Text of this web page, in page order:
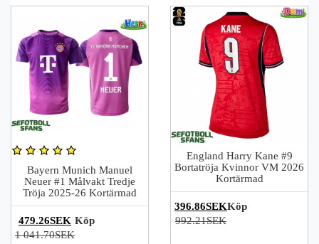
Bayern Munich Manuel
Neuer #1 Målvakt Tredje
Tröja 2025-26 Kortärmad
479.26SEK
1 041.70SEK
Köp
England Harry Kane #9
Bortatröja Kvinnor VM 2026
Kortärmad
396.86SEK
992.21SEK
Köp